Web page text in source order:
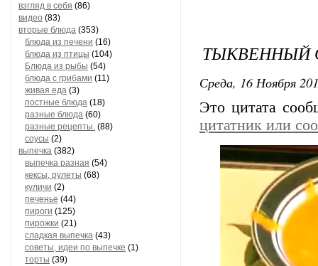
взгляд в себя (86)
видео (83)
вторые блюда (353)
блюда из печени (16)
блюда из птицы (104)
Блюда из рыбы (54)
блюда с грибами (11)
живая еда (3)
постные блюда (18)
разные блюда (60)
разные рецепты. (88)
соусы (2)
выпечка (382)
выпечка разная (54)
кексы, рулеты (68)
куличи (2)
печенье (44)
пироги (125)
пирожки (21)
сладкая выпечка (43)
советы, идеи по выпечке (1)
торты (39)
ТЫКВЕННЫЙ
Среда, 16 Ноября
Это цитата
цитатник или